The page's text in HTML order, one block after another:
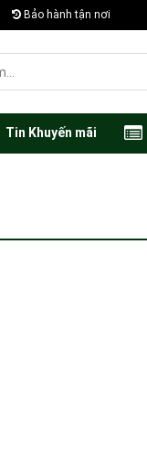
Bảo hành tận nơi
Tin Khuyến mãi